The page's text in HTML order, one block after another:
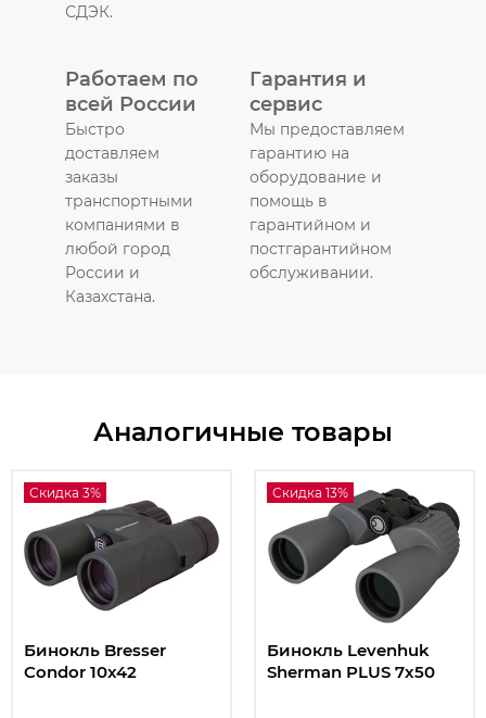
СДЭК.
Работаем по
всей России
Быстро
доставляем
заказы
транспортными
компаниями в
любой город
России и
Казахстана.
Гарантия и
сервис
Мы предоставляем
гарантию на
оборудование и
помощь в
гарантийном и
постгарантийном
обслуживании.
Аналогичные товары
Скидка 3%
Бинокль Bresser
Condor 10x42
Скидка 13%
Бинокль Levenhuk
Sherman PLUS 7x50